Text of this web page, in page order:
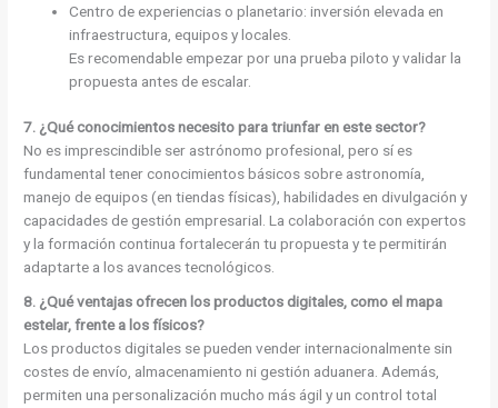
Centro de experiencias o planetario: inversión elevada en
infraestructura, equipos y locales.
Es recomendable empezar por una prueba piloto y validar la
propuesta antes de escalar.
7. ¿Qué conocimientos necesito para triunfar en este sector?
No es imprescindible ser astrónomo profesional, pero sí es
fundamental tener conocimientos básicos sobre astronomía,
manejo de equipos (en tiendas físicas), habilidades en divulgación y
capacidades de gestión empresarial. La colaboración con expertos
y la formación continua fortalecerán tu propuesta y te permitirán
adaptarte a los avances tecnológicos.
8. ¿Qué ventajas ofrecen los productos digitales, como el mapa
estelar, frente a los físicos?
Los productos digitales se pueden vender internacionalmente sin
costes de envío, almacenamiento ni gestión aduanera. Además,
permiten una personalización mucho más ágil y un control total